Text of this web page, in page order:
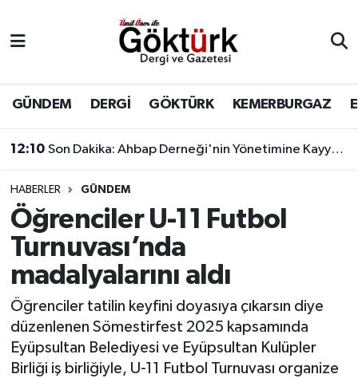
GÜNDEM DERGİ GÖKTÜRK KEMERBURGAZ
12:10 Son Dakika: Ahbap Derneği'nin Yönetimine Kayyum Atandı
HABERLER GÜNDEM
Öğrenciler U-11 Futbol
Turnuvası’nda
madalyalarını aldı
Öğrenciler tatilin keyfini doyasıya çıkarsın diye
düzenlenen Sömestirfest 2025 kapsamında
Eyüpsultan Belediyesi ve Eyüpsultan Kulüpler
Birliği iş birliğiyle, U-11 Futbol Turnuvası organize
BİLİM
DERGİ
DÜNYA
EĞİTİM
EKONOMİ
GÖKTÜRK
GÜNDEM
Eyüpsultan Hava Durumu
Eyüpsultan Trafik Yoğunluk Haritası
Süper Lig Puan Durumu ve Fikstür
Tüm Manşetler
Son Dakika Haberleri
Haber Arşivi